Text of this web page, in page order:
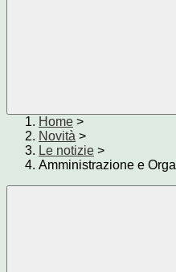
Home >
Novità >
Le notizie >
Amministrazione e